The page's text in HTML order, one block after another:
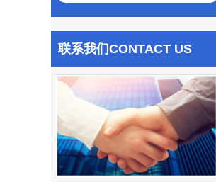
联系我们CONTACT US